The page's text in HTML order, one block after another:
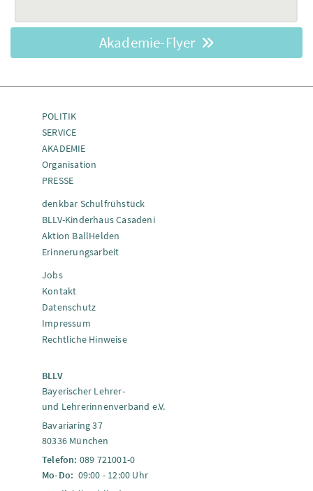
Akademie-Flyer
POLITIK
SERVICE
AKADEMIE
Organisation
PRESSE
denkbar Schulfrühstück
BLLV-Kinderhaus Casadeni
Aktion BallHelden
Erinnerungsarbeit
Jobs
Kontakt
Datenschutz
Impressum
Rechtliche Hinweise
BLLV
Bayerischer Lehrer-
und Lehrerinnenverband e.V.
Bavariaring 37
80336 München
Telefon: 089 721001-0
Mo-Do: 09:00 - 12:00 Uhr